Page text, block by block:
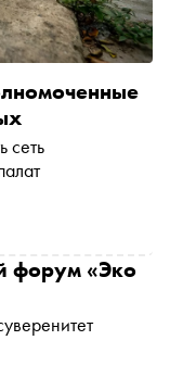
сеть
форум «Эко